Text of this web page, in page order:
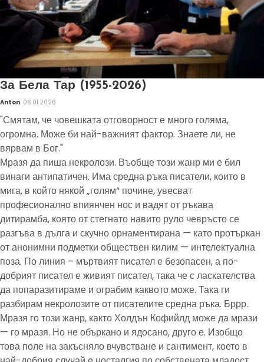
За Бела Тар (1955-2026)
Anton 06.01.2026
"Смятам, че човешката отговорност е много голяма,
огромна. Може би най-важният фактор. Знаете ли, не
вярвам в Бог."
Мразя да пиша некролози. Въобще този жанр ми е бил
винаги антипатичен. Има средна ръка писатели, които в
мига, в който някой „голям“ почине, увесват
професионално впиянчен нос и вадят от ръкава
дитирамба, която от стегнато навито руло чевръсто се
разгъва в дълга и скучно орнаментирана — като протъркан
от анонимни подметки обществен килим — интелектуална
поза. По линия – мъртвият писател е безопасен, а по-
добрият писател е живият писател, така че с ласкателства
да попаразитираме и ограбим каквото може. Така ги
разбирам некролозите от писателите средна ръка. Бррр.
Мразя го този жанр, както Холдън Кофийлд може да мрази
— го мразя. Но не объркано и ядосано, друго е. Изобщо
това поле на закъсняло вчувстване и сантимент, което в